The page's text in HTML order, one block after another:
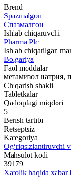
Brend
Spazmalgon
Спазмалгон
Ishlab chiqaruvchi
Pharma Plc
Ishlab chiqarilgan
Bolgariya
Faol moddalar
метамизол натрия,
Chiqarish shakli
Tabletkalar
Qadoqdagi miqdori
5
Berish tartibi
Retseptsiz
Kategoriya
Og‘riqsizlantiruvchi
Mahsulot kodi
39179
Xatolik haqida xabar